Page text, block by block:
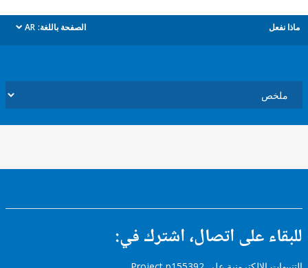
الصفحة باللغة: AR
dropdown
على اتصال، اشترك في: